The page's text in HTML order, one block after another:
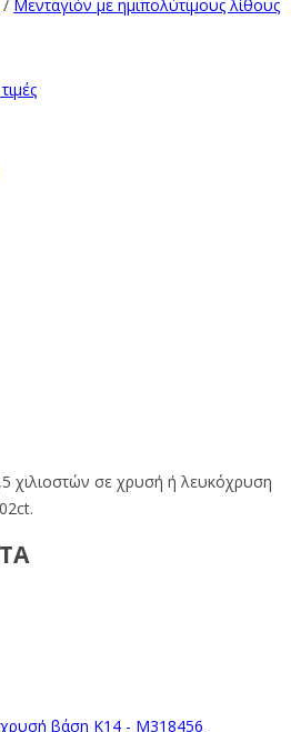
/ Μενταγιόν με ημιπολύτιμους λίθους
χιλιοστών σε χρυσή ή λευκόχρυση